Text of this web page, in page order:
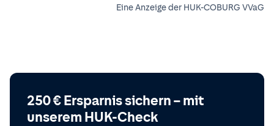
Eine Anzeige der HUK-COBURG VVaG
250 € Ersparnis sichern – mit
unserem HUK-Check